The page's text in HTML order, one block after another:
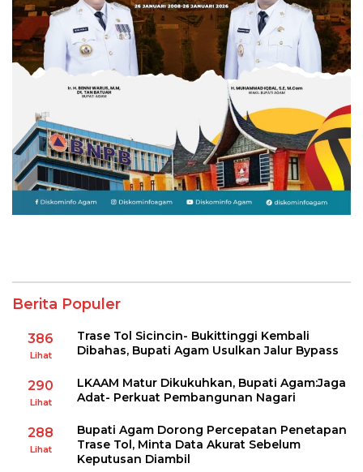
Berita Populer
386
Lihat
Trase Tol Sicincin- Bukittinggi Kembali
Dibahas, Bupati Agam Usulkan Jalur Bypass
290
Lihat
LKAAM Matur Dikukuhkan, Bupati Agam:Jaga
Adat- Perkuat Pembangunan Nagari
288
Lihat
Bupati Agam Dorong Percepatan Penetapan
Trase Tol, Minta Data Akurat Sebelum
Keputusan Diambil